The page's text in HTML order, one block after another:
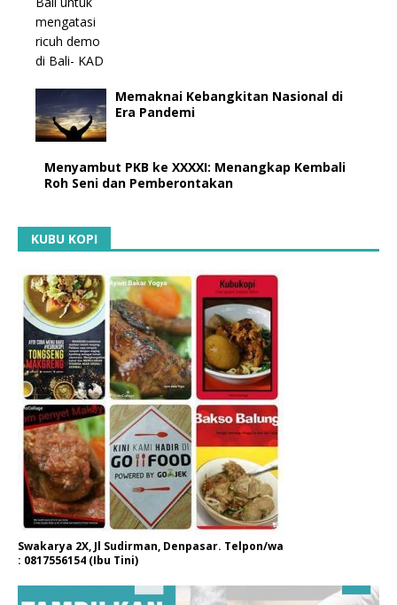
Memaknai Kebangkitan Nasional di
Era Pandemi
Menyambut PKB ke XXXXI: Menangkap Kembali
Roh Seni dan Pemberontakan
KUBU KOPI
Swakarya 2X, Jl Sudirman, Denpasar. Telpon/wa
: 0817556154 (Ibu Tini)